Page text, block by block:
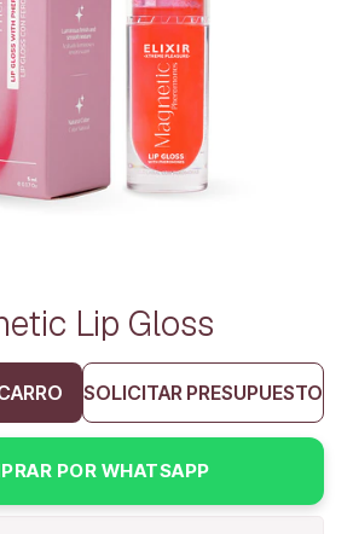
Lip Gloss
SOLICITAR PRESUPUESTO
POR WHATSAPP